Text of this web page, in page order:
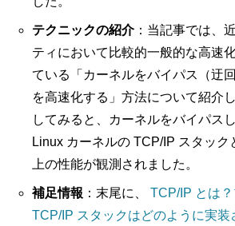
テクニックの紹介：当記事では、
ティにおいて比較的一般的な高速
ている「カーネルをバイパス（迂
を高速化する」方法について紹介
してみると、カーネルをバイパス
Linux カーネルの TCP/IP スタック
上の性能が観測されました。
補足情報 ：末尾に、 TCP/IP とは
TCP/IP スタックはどのように実装